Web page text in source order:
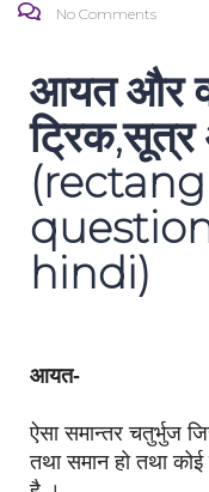
No Comments
आयत और
hindi)
आयत-
ऐसा समान्तर चतुर्भुज
तथा समान हो तथा